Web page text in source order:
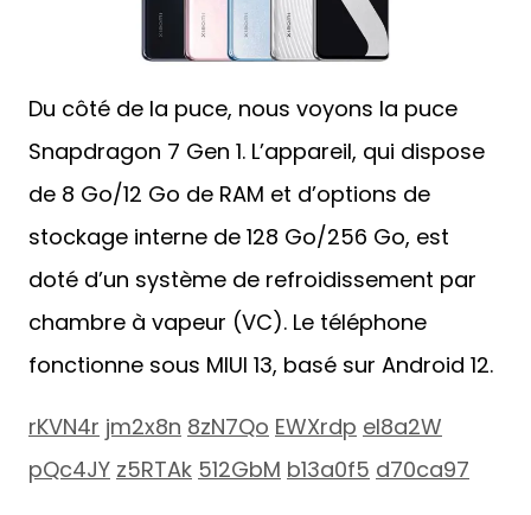
Du côté de la puce, nous voyons la puce
Snapdragon 7 Gen 1. L’appareil, qui dispose
de 8 Go/12 Go de RAM et d’options de
stockage interne de 128 Go/256 Go, est
doté d’un système de refroidissement par
chambre à vapeur (VC). Le téléphone
fonctionne sous MIUI 13, basé sur Android 12.
rKVN4r jm2x8n 8zN7Qo EWXrdp el8a2W
pQc4JY z5RTAk 512GbM b13a0f5 d70ca97